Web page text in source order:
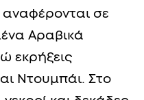
σε
Αραβικά
εκρήξεις
Ντουμπάι. Στο